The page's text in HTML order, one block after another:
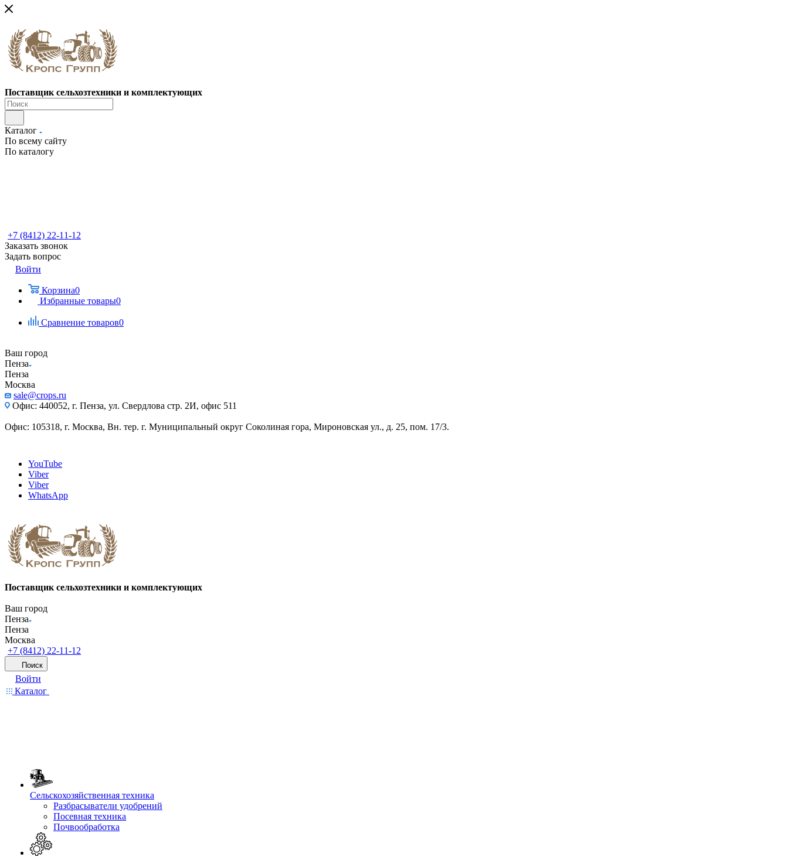
Поставщик сельхозтехники и комплектующих
Каталог
По всему сайту
По каталогу
+7 (8412) 22-11-12
Заказать звонок
Задать вопрос
Войти
Корзина0
Избранные товары0
Сравнение товаров0
Ваш город
Пенза
Пенза
Москва
sale@crops.ru
Офис: 440052, г. Пенза, ул. Свердлова стр. 2И, офис 511
Офис: 105318, г. Москва, Вн. тер. г. Муниципальный округ Соколиная гора, Мироновская ул., д. 25, пом. 17/3.
YouTube
Viber
Viber
WhatsApp
Поставщик сельхозтехники и комплектующих
Ваш город
Пенза
Пенза
Москва
+7 (8412) 22-11-12
Поиск
Войти
Каталог
Сельскохозяйственная техника
Разбрасыватели удобрений
Посевная техника
Почвообработка